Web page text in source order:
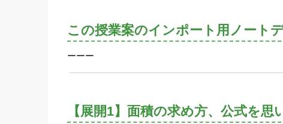
この授業案のインポート用ノート
ーーー
【展開1】面積の求め方、公式を思